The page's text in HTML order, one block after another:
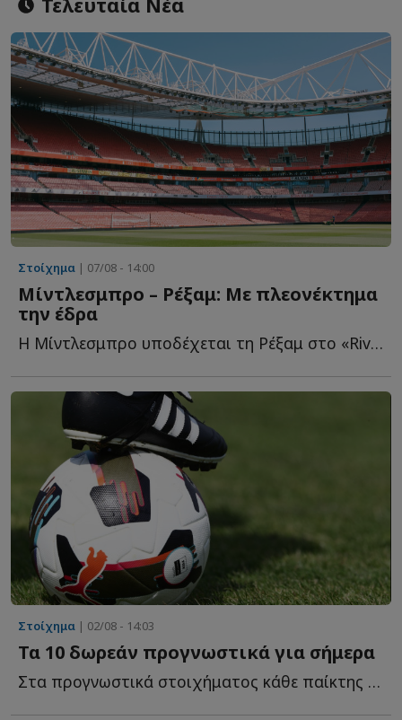
Στοίχημα | 07/08 - 14:00
Μίντλεσμπρο – Ρέξαμ: Με πλεονέκτημα
την έδρα
Η Μίντλεσμπρο υποδέχεται τη Ρέξαμ στο «Riverside Stadium» για τ...
Στοίχημα | 02/08 - 14:03
Τα 10 δωρεάν προγνωστικά για σήμερα
Στα προγνωστικά στοιχήματος κάθε παίκτης ψάχνει κάτι δ...